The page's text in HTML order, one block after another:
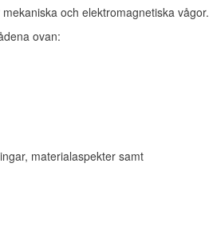
och elektromagnetiska vågor.
ovan:
materialaspekter samt